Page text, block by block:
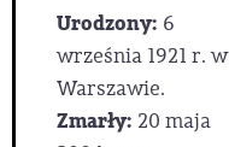
Urodzony: 6
września 1921 r. w
Warszawie.
Zmarły: 20 maja